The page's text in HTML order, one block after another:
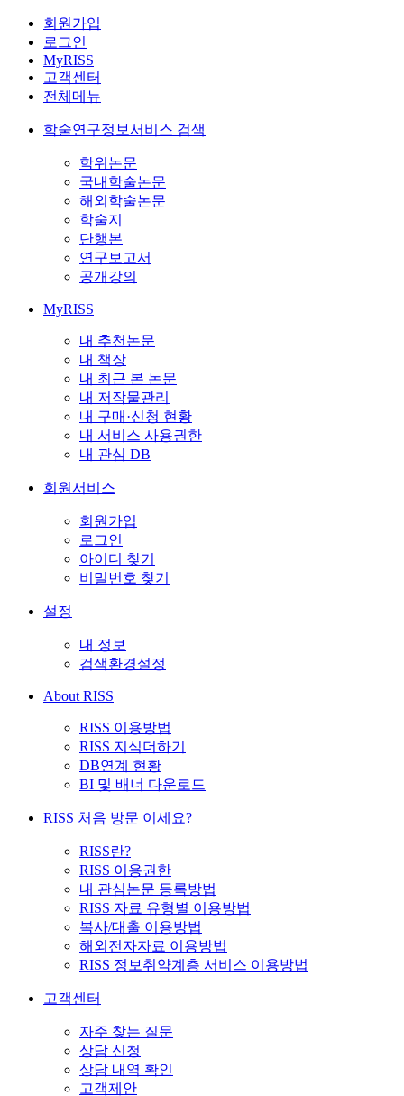
회원가입
로그인
MyRISS
고객센터
전체메뉴
학술연구정보서비스 검색
학위논문
국내학술논문
해외학술논문
학술지
단행본
연구보고서
공개강의
MyRISS
내 추천논문
내 책장
내 최근 본 논문
내 저작물관리
내 구매·신청 현황
내 서비스 사용권한
내 관심 DB
회원서비스
회원가입
로그인
아이디 찾기
비밀번호 찾기
설정
내 정보
검색환경설정
About RISS
RISS 이용방법
RISS 지식더하기
DB연계 현황
BI 및 배너 다운로드
RISS 처음 방문 이세요?
RISS란?
RISS 이용권한
내 관심논문 등록방법
RISS 자료 유형별 이용방법
복사/대출 이용방법
해외전자자료 이용방법
RISS 정보취약계층 서비스 이용방법
고객센터
자주 찾는 질문
상담 신청
상담 내역 확인
고객제안